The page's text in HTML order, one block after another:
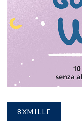
8XMILLE